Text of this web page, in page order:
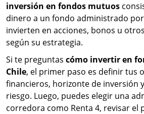
inversión en fondos mutuos
dinero a un fondo administrado
invierten en acciones, bonos u
según su estrategia.
Si te preguntas cómo invertir en
Chile, el primer paso es definir tus
financieros, horizonte de inversión
riesgo. Luego, puedes elegir una
corredora como Renta 4, revisar el